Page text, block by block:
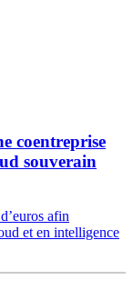
coentreprise
souverain
afin
et en intelligence